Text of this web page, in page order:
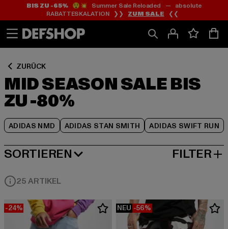
Zum
Inhalt
springen
Zum
Fußzeile
springen
BIS ZU -65%😲💥 Summer Sale Reloaded — absolute
RABATTESKALATION ❯❯ ZUM SALE ❮❮
ZURÜCK
MID SEASON SALE BIS
ZU -80%
ADIDAS NMD ADIDAS STAN SMITH ADIDAS SWIFT RUN
Zum
Produktraster
springen
SORTIEREN
BELIEBTESTE FILTER
25 ARTIKEL
-24% NEU -56%